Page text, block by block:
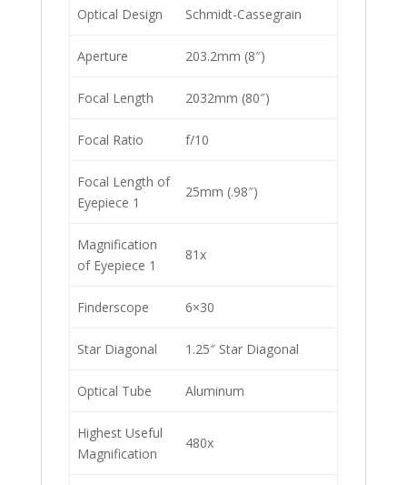
Optical Design Schmidt-Cassegrain
Aperture 203.2mm (8″)
Focal Length 2032mm (80″)
Focal Ratio f/10
Focal Length of
Eyepiece 1
25mm (.98″)
Magnification
of Eyepiece 1
81x
Finderscope 6×30
Star Diagonal 1.25″ Star Diagonal
Optical Tube Aluminum
Highest Useful
Magnification
480x